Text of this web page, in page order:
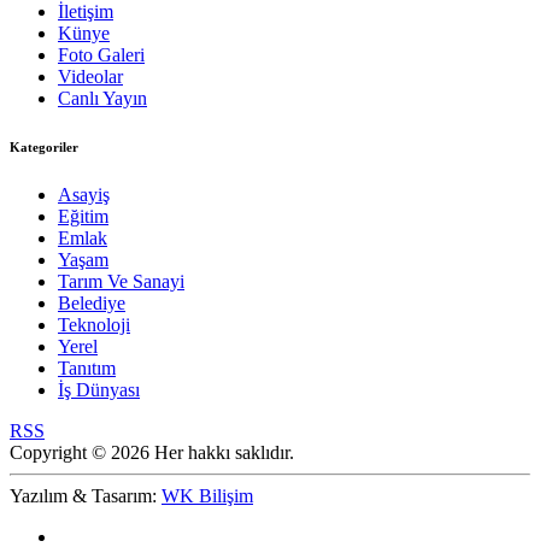
İletişim
Künye
Foto Galeri
Videolar
Canlı Yayın
Kategoriler
Asayiş
Eğitim
Emlak
Yaşam
Tarım Ve Sanayi
Belediye
Teknoloji
Yerel
Tanıtım
İş Dünyası
RSS
Copyright © 2026 Her hakkı saklıdır.
Yazılım & Tasarım: WK Bilişim